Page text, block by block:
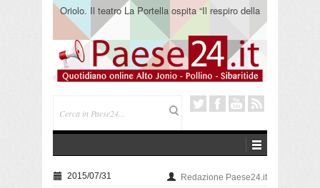
Oriolo. Il teatro La Portella ospita “Il respiro della
terra” del collettivo 365
2015/07/31 Redazione Paese24.it